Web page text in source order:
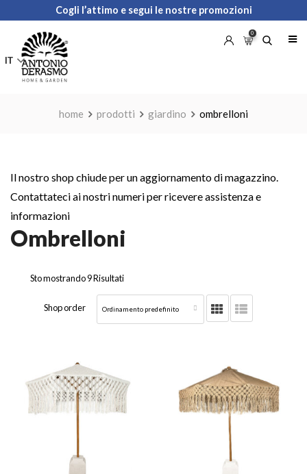
content
Cogli l’attimo e segui le nostre promozioni
IT
0
home prodotti giardino ombrelloni
Il nostro shop chiude per un aggiornamento di magazzino.
Contattateci ai nostri numeri per ricevere assistenza e
informazioni
Ombrelloni
Sto mostrando 9 Risultati
Shop order